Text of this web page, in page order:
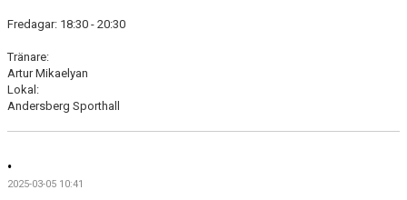
Fredagar: 18:30 - 20:30
Tränare:
Artur Mikaelyan
Lokal:
Andersberg Sporthall
.
2025-03-05 10:41